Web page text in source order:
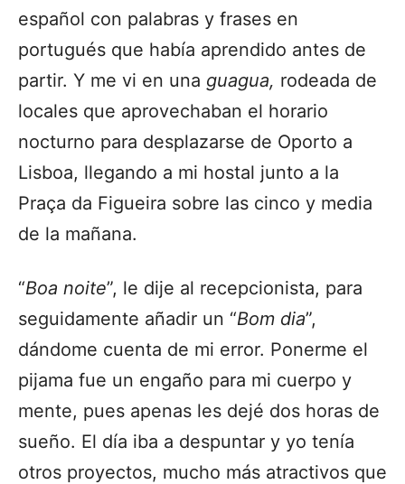
español con palabras y frases en
portugués que había aprendido antes de
partir. Y me vi en una guagua, rodeada de
locales que aprovechaban el horario
nocturno para desplazarse de Oporto a
Lisboa, llegando a mi hostal junto a la
Praça da Figueira sobre las cinco y media
de la mañana.
“Boa noite”, le dije al recepcionista, para
seguidamente añadir un “Bom dia”,
dándome cuenta de mi error. Ponerme el
pijama fue un engaño para mi cuerpo y
mente, pues apenas les dejé dos horas de
sueño. El día iba a despuntar y yo tenía
otros proyectos, mucho más atractivos que